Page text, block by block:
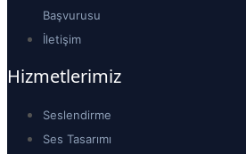
Başvurusu
İletişim
Hizmetlerimiz
Seslendirme
Ses Tasarımı